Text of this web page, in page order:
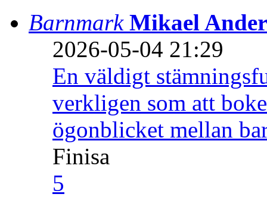
Barnmark Mikael
2026-05-04 21:29
En väldigt
verkligen som att
ögonblicket mellan
Finisa
5